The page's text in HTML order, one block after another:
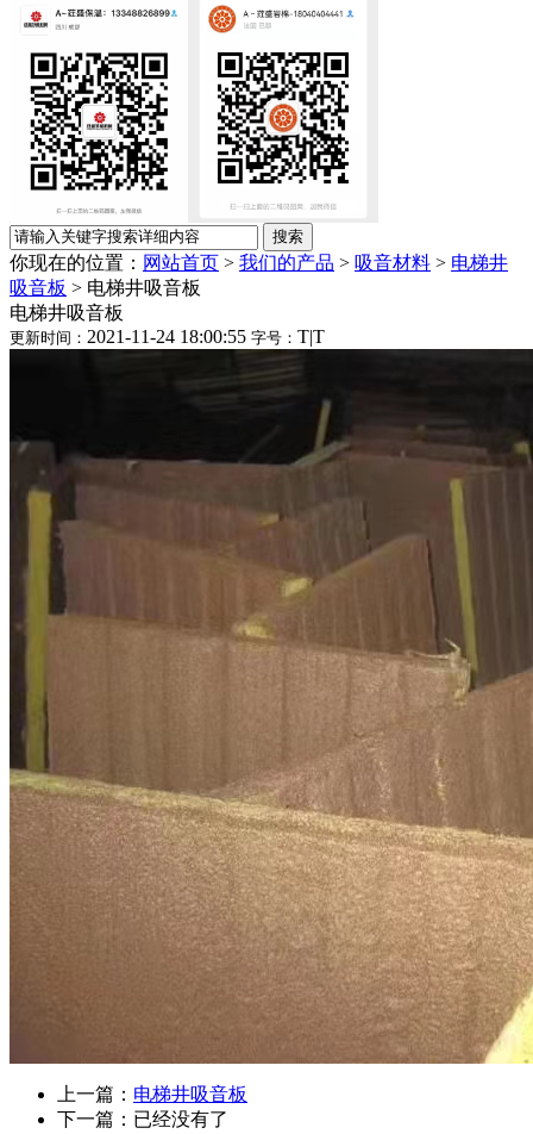
你现在的位置： 网站首页 > 我们的产品 > 吸音材料 > 电梯井
吸音板 > 电梯井吸音板
电梯井吸音板
更新时间： 2021-11-24 18:00:55 字号： T|T
上一篇： 电梯井吸音板
下一篇：已经没有了